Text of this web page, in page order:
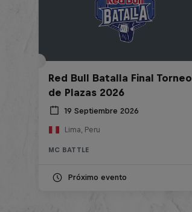
Red Bull Batalla Final Torneo
de Plazas 2026
19 Septiembre 2026
Lima, Peru
MC BATTLE
Próximo evento